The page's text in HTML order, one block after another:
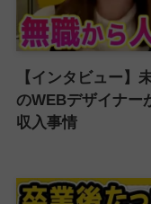
【インタビュー】
のWEBデザイナー
収入事情